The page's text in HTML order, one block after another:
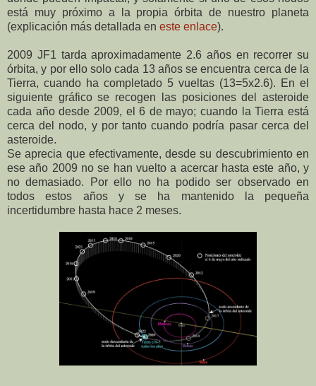
está muy próximo a la propia órbita de nuestro planeta
(explicación más detallada en este enlace).
2009 JF1 tarda aproximadamente 2.6 años en recorrer su
órbita, y por ello solo cada 13 años se encuentra cerca de la
Tierra, cuando ha completado 5 vueltas (13=5x2.6). En el
siguiente gráfico se recogen las posiciones del asteroide
cada año desde 2009, el 6 de mayo; cuando la Tierra está
cerca del nodo, y por tanto cuando podría pasar cerca del
asteroide.
Se aprecia que efectivamente, desde su descubrimiento en
ese año 2009 no se han vuelto a acercar hasta este año, y
no demasiado. Por ello no ha podido ser observado en
todos estos años y se ha mantenido la pequeña
incertidumbre hasta hace 2 meses.